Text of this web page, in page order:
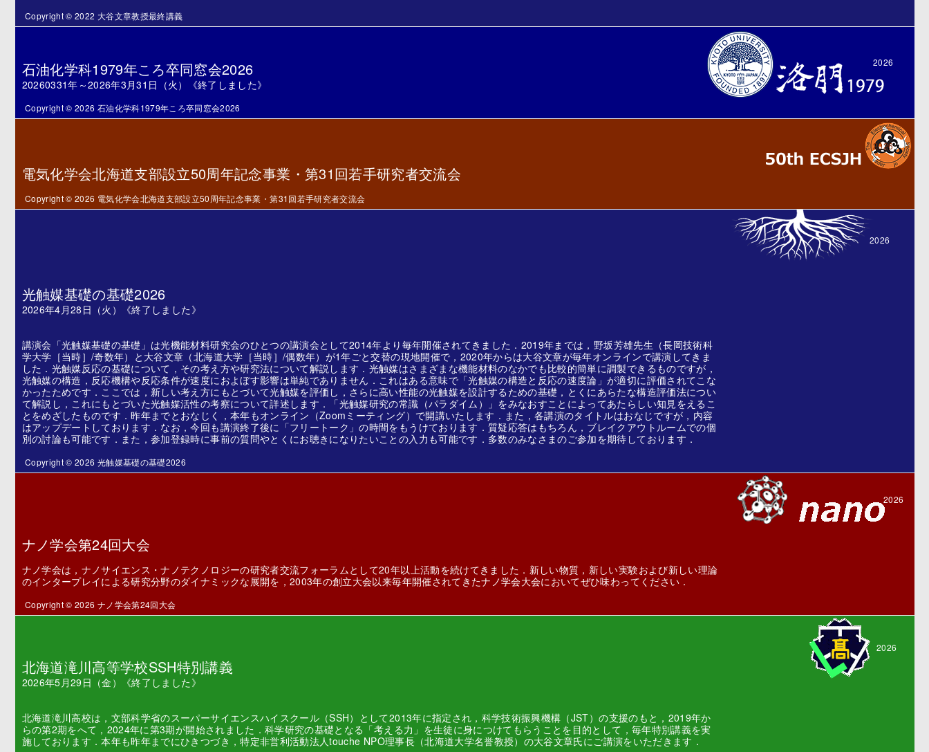
Copyright © 2022 大谷文章教授最終講義
石油化学科1979年ころ卒同窓会2026
20260331年～2026年3月31日（火）《終了しました》
2026
Copyright © 2026 石油化学科1979年ころ卒同窓会2026
電気化学会北海道支部設立50周年記念事業・第31回若手研究者交流会
2026
Copyright © 2026 電気化学会北海道支部設立50周年記念事業・第31回若手研究者交流会
光触媒基礎の基礎2026
2026年4月28日（火）《終了しました》
講演会「光触媒基礎の基礎」は光機能材料研究会のひとつの講演会として2014年より毎年開催されてきました．2019年までは，野坂芳雄先生（長岡技術科
学大学［当時］/奇数年）と大谷文章（北海道大学［当時］/偶数年）が1年ごと交替の現地開催で，2020年からは大谷文章が毎年オンラインで講演してきま
した．光触媒反応の基礎について，その考え方や研究法について解説します．光触媒はさまざまな機能材料のなかでも比較的簡単に調製できるものですが，
光触媒の構造，反応機構や反応条件が速度におよぼす影響は単純でありません．これはある意味で「光触媒の構造と反応の速度論」が適切に評価されてこな
かったためです．ここでは，新しい考え方にもとづいて光触媒を評価し，さらに高い性能の光触媒を設計するための基礎，とくにあらたな構造評価法につい
て解説し，これにもとづいた光触媒活性の考察について詳述します．「光触媒研究の常識（パラダイム）」をみなおすことによってあたらしい知見をえるこ
とをめざしたものです．昨年までとおなじく，本年もオンライン（Zoomミーティング）で開講いたします．また，各講演のタイトルはおなじですが，内容
はアップデートしております．なお，今回も講演終了後に「フリートーク」の時間をもうけております．質疑応答はもちろん，ブレイクアウトルームでの個
別の討論も可能です．また，参加登録時に事前の質問やとくにお聴きになりたいことの入力も可能です．多数のみなさまのご参加を期待しております．
2026
Copyright © 2026 光触媒基礎の基礎2026
ナノ学会第24回大会
ナノ学会は，ナノサイエンス・ナノテクノロジーの研究者交流フォーラムとして20年以上活動を続けてきました．新しい物質，新しい実験および新しい理論
のインタープレイによる研究分野のダイナミックな展開を，2003年の創立大会以来毎年開催されてきたナノ学会大会においてぜひ味わってください．
2026
Copyright © 2026 ナノ学会第24回大会
北海道滝川高等学校SSH特別講義
2026年5月29日（金）《終了しました》
北海道滝川高校は，文部科学省のスーパーサイエンスハイスクール（SSH）として2013年に指定され，科学技術振興機構（JST）の支援のもと，2019年か
らの第2期をへて，2024年に第3期が開始されました．科学研究の基礎となる「考える力」を生徒に身につけてもらうことを目的として，毎年特別講義を実
施しております．本年も昨年までにひきつづき，特定非営利活動法人touche NPO理事長（北海道大学名誉教授）の大谷文章氏にご講演をいただきます．
2026